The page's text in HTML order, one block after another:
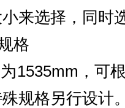
来选择，同时
格
，可根
规格另行设计